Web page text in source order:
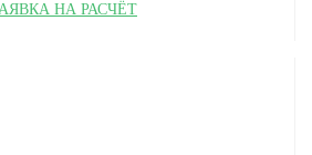
НА РАСЧЁТ